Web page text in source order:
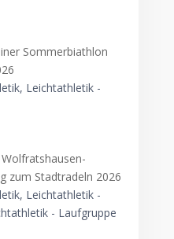
Sommerbiathlon
Leichtathletik -
zum Stadtradeln 2026
Leichtathletik -
- Laufgruppe